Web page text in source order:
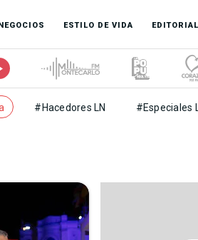
ESTILO DE VIDA EDITORIAL
#Hacedores LN #Especiales